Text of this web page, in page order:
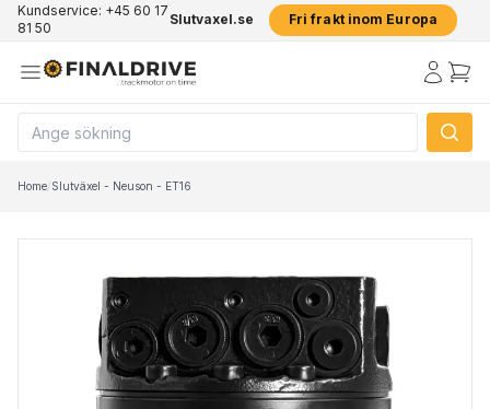
Kundservice: +45 60 17
81 50
Slutvaxel.se Fri frakt inom Europa
Home/Slutväxel - Neuson - ET16